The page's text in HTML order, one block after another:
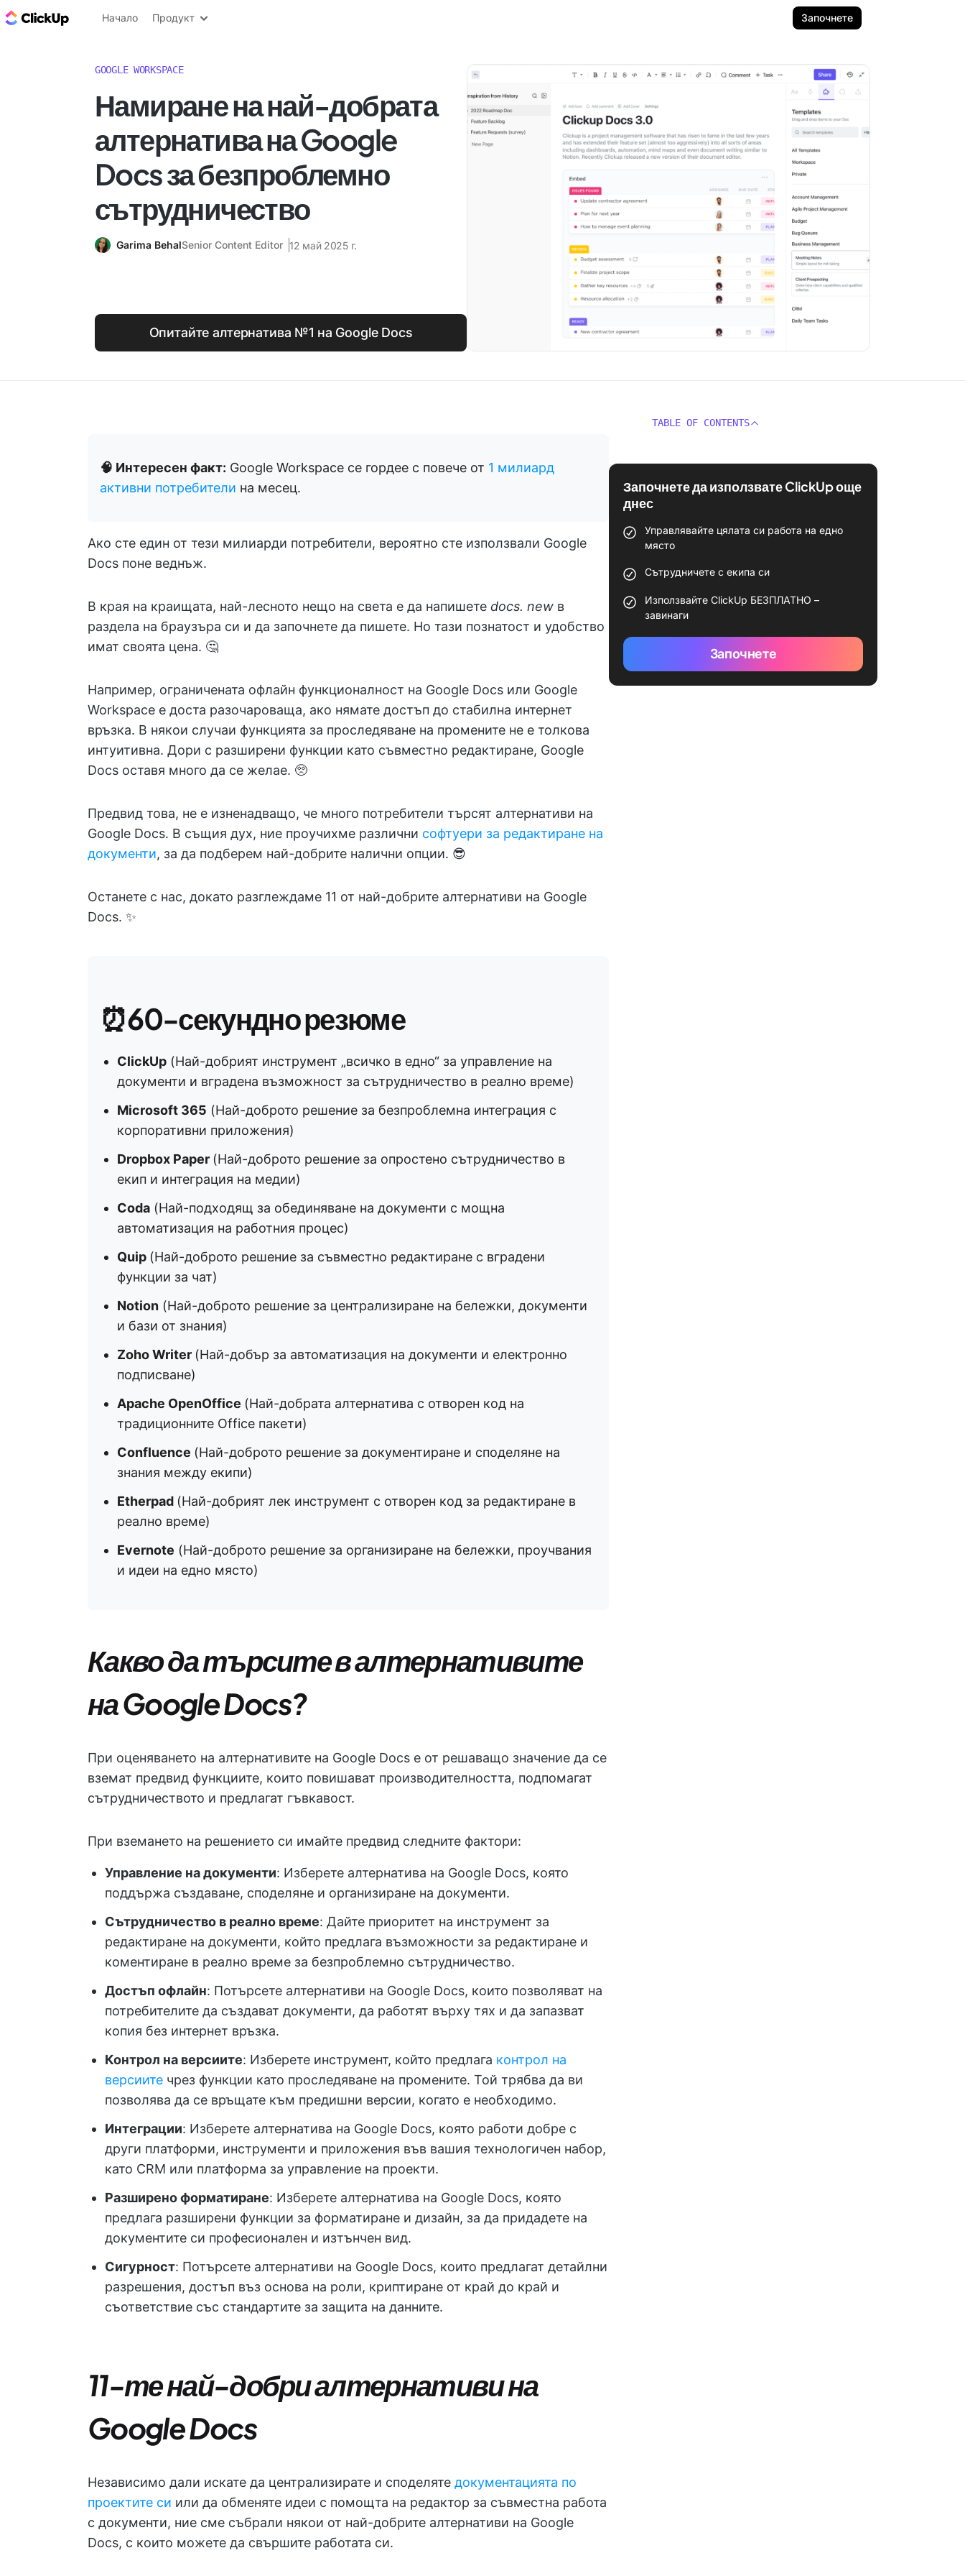
ClickUp блог
Начало Продукт Започнете
GOOGLE WORKSPACE
Намиране на най-добрата
алтернатива на Google
Docs за безпроблемно
сътрудничество
Garima BehalSenior Content Editor 12 май 2025 г.
Опитайте алтернатива №1 на Google Docs
🧠 Интересен факт: Google Workspace се гордее с повече от 1 милиард
активни потребители на месец.
Ако сте един от тези милиарди потребители, вероятно сте използвали Google
Docs поне веднъж.
В края на краищата, най-лесното нещо на света е да напишете docs. new в
раздела на браузъра си и да започнете да пишете. Но тази познатост и удобство
имат своята цена. 🤔
Например, ограничената офлайн функционалност на Google Docs или Google
Workspace е доста разочароваща, ако нямате достъп до стабилна интернет
връзка. В някои случаи функцията за проследяване на промените не е толкова
интуитивна. Дори с разширени функции като съвместно редактиране, Google
Docs оставя много да се желае. 🥺
Предвид това, не е изненадващо, че много потребители търсят алтернативи на
Google Docs. В същия дух, ние проучихме различни софтуери за редактиране на
документи, за да подберем най-добрите налични опции. 😎
Останете с нас, докато разглеждаме 11 от най-добрите алтернативи на Google
Docs. ✨
⏰60-секундно резюме
ClickUp (Най-добрият инструмент „всичко в едно“ за управление на
документи и вградена възможност за сътрудничество в реално време)
Microsoft 365 (Най-доброто решение за безпроблемна интеграция с
корпоративни приложения)
Dropbox Paper (Най-доброто решение за опростено сътрудничество в
екип и интеграция на медии)
Coda (Най-подходящ за обединяване на документи с мощна
автоматизация на работния процес)
Quip (Най-доброто решение за съвместно редактиране с вградени
функции за чат)
Notion (Най-доброто решение за централизиране на бележки, документи
и бази от знания)
Zoho Writer (Най-добър за автоматизация на документи и електронно
подписване)
Apache OpenOffice (Най-добрата алтернатива с отворен код на
традиционните Office пакети)
Confluence (Най-доброто решение за документиране и споделяне на
знания между екипи)
Etherpad (Най-добрият лек инструмент с отворен код за редактиране в
реално време)
Evernote (Най-доброто решение за организиране на бележки, проучвания
и идеи на едно място)
Какво да търсите в алтернативите
на Google Docs?
При оценяването на алтернативите на Google Docs е от решаващо значение да се
вземат предвид функциите, които повишават производителността, подпомагат
сътрудничеството и предлагат гъвкавост.
При вземането на решението си имайте предвид следните фактори:
Управление на документи: Изберете алтернатива на Google Docs, която
поддържа създаване, споделяне и организиране на документи.
Сътрудничество в реално време: Дайте приоритет на инструмент за
редактиране на документи, който предлага възможности за редактиране и
коментиране в реално време за безпроблемно сътрудничество.
Достъп офлайн: Потърсете алтернативи на Google Docs, които позволяват на
потребителите да създават документи, да работят върху тях и да запазват
копия без интернет връзка.
Контрол на версиите: Изберете инструмент, който предлага контрол на
версиите чрез функции като проследяване на промените. Той трябва да ви
позволява да се връщате към предишни версии, когато е необходимо.
Интеграции: Изберете алтернатива на Google Docs, която работи добре с
други платформи, инструменти и приложения във вашия технологичен набор,
като CRM или платформа за управление на проекти.
Разширено форматиране: Изберете алтернатива на Google Docs, която
предлага разширени функции за форматиране и дизайн, за да придадете на
документите си професионален и изтънчен вид.
Сигурност: Потърсете алтернативи на Google Docs, които предлагат детайлни
разрешения, достъп въз основа на роли, криптиране от край до край и
съответствие със стандартите за защита на данните.
11-те най-добри алтернативи на
Google Docs
Независимо дали искате да централизирате и споделяте документацията по
проектите си или да обменяте идеи с помощта на редактор за съвместна работа
с документи, ние сме събрали някои от най-добрите алтернативи на Google
Docs, с които можете да свършите работата си.
TABLE OF CONTENTS
Започнете да използвате ClickUp още
днес
Управлявайте цялата си работа на едно
място
Сътрудничете с екипа си
Използвайте ClickUp БЕЗПЛАТНО –
завинаги
Започнете